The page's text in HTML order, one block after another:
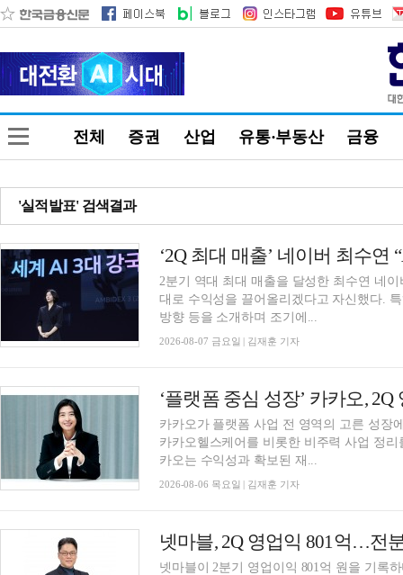
전체 증권 산업 유통·부동산 금융
'실적발표' 검색결과
‘2Q 최대 매출’ 네이버 최수
2분기 역대 최대 매출을 달성한 최수연 네
대로 수익성을 끌어올리겠다고 자신했다.
방향 등을 소개하며 조기에...
2026-08-07 금요일 | 김재훈 기자
‘플랫폼 중심 성장’ 카카오,
카카오가 플랫폼 사업 전 영역의 고른 성장
카카오헬스케어를 비롯한 비주력 사업 정
카오는 수익성과 확보된 재...
2026-08-06 목요일 | 김재훈 기자
넷마블, 2Q 영업익 801억…전
넷마블이 2분기 영업이익 801억 원을 기록